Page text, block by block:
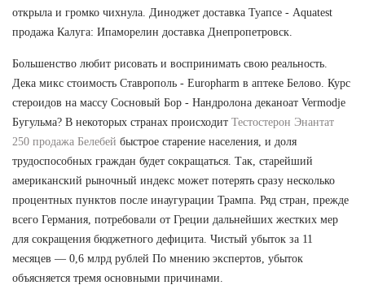
открыла и громко чихнула. Диноджет доставка Туапсе - Aquatest
продажа Калуга: Ипаморелин доставка Днепропетровск.
Большенство любит рисовать и воспринимать свою реальность.
Дека микс стоимость Ставрополь - Europharm в аптеке Белово. Курс
стероидов на массу Сосновый Бор - Нандролона деканоат Vermodje
Бугульма? В некоторых странах происходит Тестостерон Энантат
250 продажа Белебей быстрое старение населения, и доля
трудоспособных граждан будет сокращаться. Так, старейший
американский рыночный индекс может потерять сразу несколько
процентных пунктов после инаугурации Трампа. Ряд стран, прежде
всего Германия, потребовали от Греции дальнейших жестких мер
для сокращения бюджетного дефицита. Чистый убыток за 11
месяцев — 0,6 млрд рублей По мнению экспертов, убыток
объясняется тремя основными причинами.